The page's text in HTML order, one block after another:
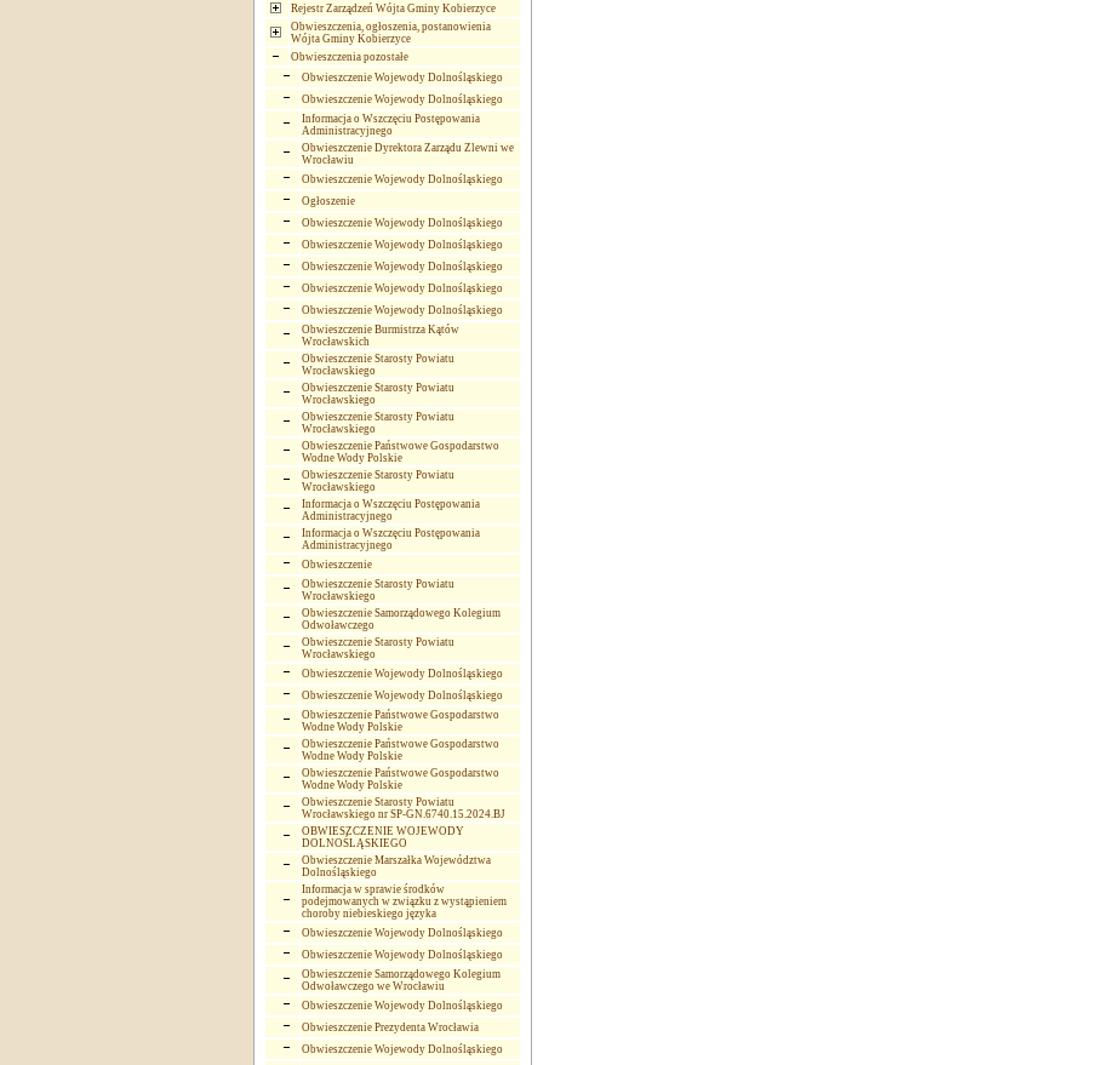
Rejestr Zarządzeń Wójta Gminy Kobierzyce
Obwieszczenia, ogłoszenia, postanowienia
Wójta Gminy Kobierzyce
Obwieszczenia pozostałe
Obwieszczenie Wojewody Dolnośląskiego
Obwieszczenie Wojewody Dolnośląskiego
Informacja o Wszczęciu Postępowania
Administracyjnego
Obwieszczenie Dyrektora Zarządu Zlewni we
Wrocławiu
Obwieszczenie Wojewody Dolnośląskiego
Ogłoszenie
Obwieszczenie Wojewody Dolnośląskiego
Obwieszczenie Wojewody Dolnośląskiego
Obwieszczenie Wojewody Dolnośląskiego
Obwieszczenie Wojewody Dolnośląskiego
Obwieszczenie Wojewody Dolnośląskiego
Obwieszczenie Burmistrza Kątów
Wrocławskich
Obwieszczenie Starosty Powiatu
Wrocławskiego
Obwieszczenie Starosty Powiatu
Wrocławskiego
Obwieszczenie Starosty Powiatu
Wrocławskiego
Obwieszczenie Państwowe Gospodarstwo
Wodne Wody Polskie
Obwieszczenie Starosty Powiatu
Wrocławskiego
Informacja o Wszczęciu Postępowania
Administracyjnego
Informacja o Wszczęciu Postępowania
Administracyjnego
Obwieszczenie
Obwieszczenie Starosty Powiatu
Wrocławskiego
Obwieszczenie Samorządowego Kolegium
Odwoławczego
Obwieszczenie Starosty Powiatu
Wrocławskiego
Obwieszczenie Wojewody Dolnośląskiego
Obwieszczenie Wojewody Dolnośląskiego
Obwieszczenie Państwowe Gospodarstwo
Wodne Wody Polskie
Obwieszczenie Państwowe Gospodarstwo
Wodne Wody Polskie
Obwieszczenie Państwowe Gospodarstwo
Wodne Wody Polskie
Obwieszczenie Starosty Powiatu
Wrocławskiego nr SP-GN.6740.15.2024.BJ
OBWIESZCZENIE WOJEWODY
DOLNOŚLĄSKIEGO
Obwieszczenie Marszałka Województwa
Dolnośląskiego
Informacja w sprawie środków
podejmowanych w związku z wystąpieniem
choroby niebieskiego języka
Obwieszczenie Wojewody Dolnośląskiego
Obwieszczenie Wojewody Dolnośląskiego
Obwieszczenie Samorządowego Kolegium
Odwoławczego we Wrocławiu
Obwieszczenie Wojewody Dolnośląskiego
Obwieszczenie Prezydenta Wrocławia
Obwieszczenie Wojewody Dolnośląskiego